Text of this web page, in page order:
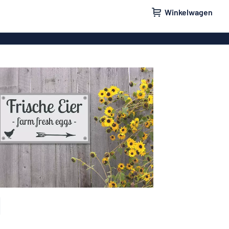
Winkelwagen
Bedrijfsborden
Stickers
bordjes Parkeerborden